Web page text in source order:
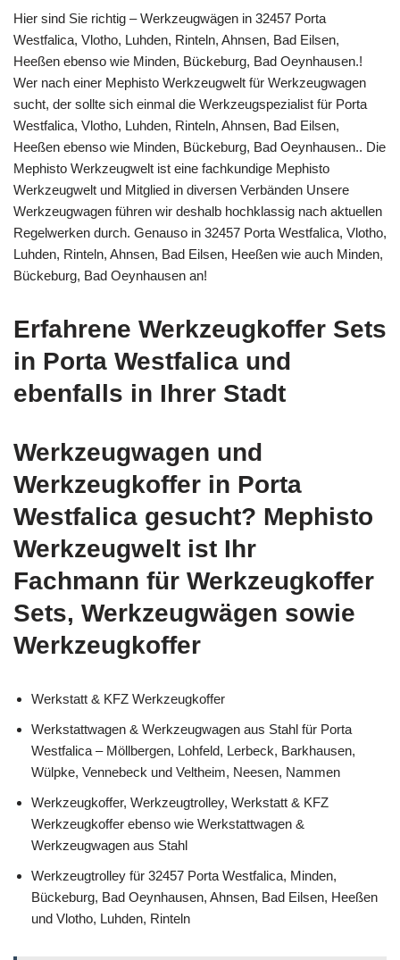
Hier sind Sie richtig – Werkzeugwägen in 32457 Porta
Westfalica, Vlotho, Luhden, Rinteln, Ahnsen, Bad Eilsen,
Heeßen ebenso wie Minden, Bückeburg, Bad Oeynhausen.!
Wer nach einer Mephisto Werkzeugwelt für Werkzeugwagen
sucht, der sollte sich einmal die Werkzeugspezialist für Porta
Westfalica, Vlotho, Luhden, Rinteln, Ahnsen, Bad Eilsen,
Heeßen ebenso wie Minden, Bückeburg, Bad Oeynhausen.. Die
Mephisto Werkzeugwelt ist eine fachkundige Mephisto
Werkzeugwelt und Mitglied in diversen Verbänden Unsere
Werkzeugwagen führen wir deshalb hochklassig nach aktuellen
Regelwerken durch. Genauso in 32457 Porta Westfalica, Vlotho,
Luhden, Rinteln, Ahnsen, Bad Eilsen, Heeßen wie auch Minden,
Bückeburg, Bad Oeynhausen an!
Erfahrene Werkzeugkoffer Sets
in Porta Westfalica und
ebenfalls in Ihrer Stadt
Werkzeugwagen und
Werkzeugkoffer in Porta
Westfalica gesucht? Mephisto
Werkzeugwelt ist Ihr
Fachmann für Werkzeugkoffer
Sets, Werkzeugwägen sowie
Werkzeugkoffer
Werkstatt & KFZ Werkzeugkoffer
Werkstattwagen & Werkzeugwagen aus Stahl für Porta
Westfalica – Möllbergen, Lohfeld, Lerbeck, Barkhausen,
Wülpke, Vennebeck und Veltheim, Neesen, Nammen
Werkzeugkoffer, Werkzeugtrolley, Werkstatt & KFZ
Werkzeugkoffer ebenso wie Werkstattwagen &
Werkzeugwagen aus Stahl
Werkzeugtrolley für 32457 Porta Westfalica, Minden,
Bückeburg, Bad Oeynhausen, Ahnsen, Bad Eilsen, Heeßen
und Vlotho, Luhden, Rinteln